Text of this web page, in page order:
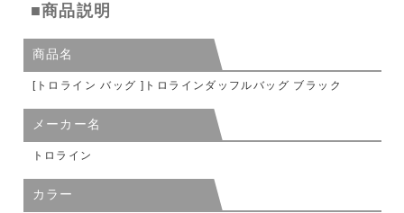
■商品説明
商品名
[トロライン バッグ ]トロラインダッフルバッグ ブラック
メーカー名
トロライン
カラー